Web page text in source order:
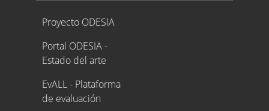
Proyecto ODESIA
Proyecto ODESIA
Portal ODESIA -
Estado del arte
EvALL - Plataforma
de evaluación